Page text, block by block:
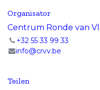
Organisator
Centrum Ronde van
+32 55 33 99 33
info@crvv.be
Teilen